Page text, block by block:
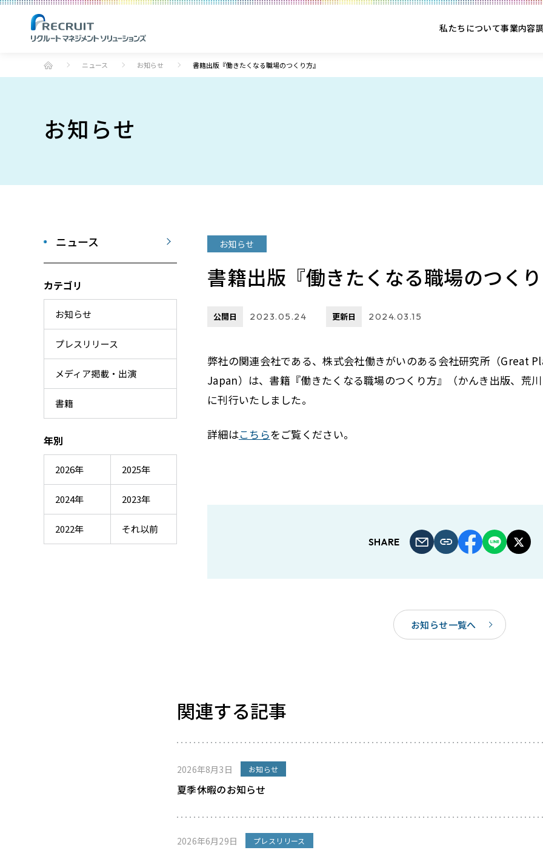
私たちについて事業内容
ニュース お知らせ 書籍出版『働きたくなる職場のつくり方』
お知らせ
ニュース
カテゴリ
お知らせ
プレスリリース
メディア掲載・出演
書籍
年別
2026年 2025年
2024年 2023年
2022年 それ以前
お知らせ
書籍出版『働きたくなる職場のつく
公開日 2023.05.24 更新日 2024.03.15
弊社の関連会社である、株式会社働きがいのある会社研究所（Great
Japan）は、書籍『働きたくなる職場のつくり方』（かんき出版、荒
に刊行いたしました。
詳細はこちらをご覧ください。
SHARE
お知らせ一覧へ
関連する記事
2026年8月3日 お知らせ
夏季休暇のお知らせ
2026年6月29日 プレスリリース